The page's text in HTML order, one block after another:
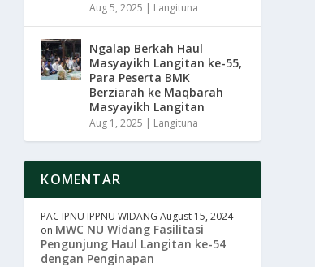
Aug 5, 2025 | Langituna
Ngalap Berkah Haul
Masyayikh Langitan ke-55,
Para Peserta BMK
Berziarah ke Maqbarah
Masyayikh Langitan
Aug 1, 2025 | Langituna
KOMENTAR
PAC IPNU IPPNU WIDANG August 15, 2024
on MWC NU Widang Fasilitasi
Pengunjung Haul Langitan ke-54
dengan Penginapan